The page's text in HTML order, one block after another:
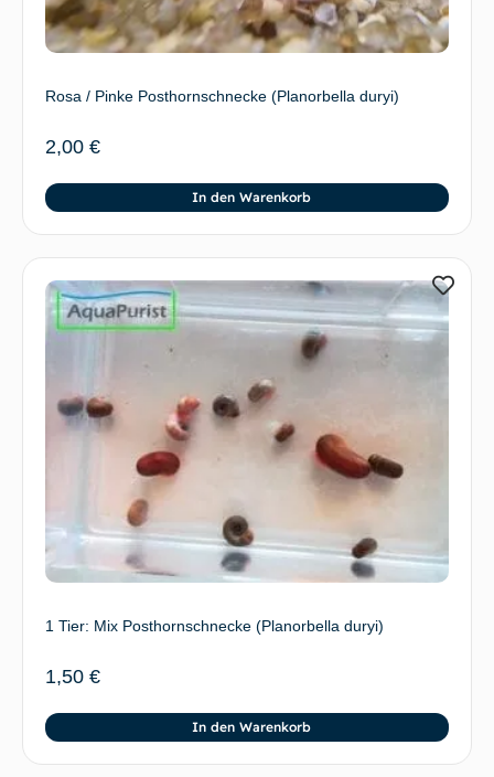
Rosa / Pinke Posthornschnecke (Planorbella duryi)
2,00 €
In den Warenkorb
1 Tier: Mix Posthornschnecke (Planorbella duryi)
1,50 €
In den Warenkorb